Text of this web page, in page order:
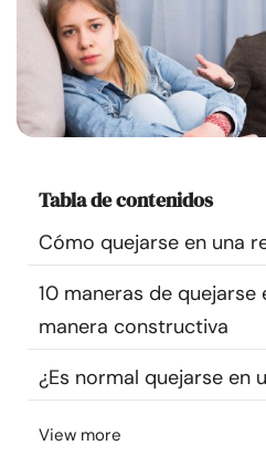
Ayuda
Cursos
Comunidad
Encuentra un terapeuta
Tabla de contenidos
Cómo quejarse en una
10 maneras de quejarse
manera constructiva
¿Es normal quejarse en
View more